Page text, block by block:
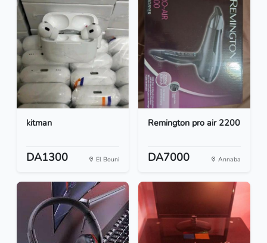
kitman
DA1300 El Bouni
Remington pro air 2200
DA7000 Annaba